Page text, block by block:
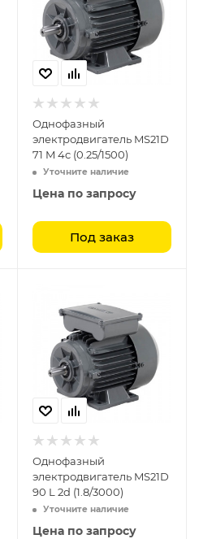
Однофазный
электродвигатель MS21D
71 M 4c (0.25/1500)
Уточните наличие
Цена по запросу
Под заказ
Однофазный
электродвигатель MS21D
90 L 2d (1.8/3000)
Уточните наличие
Цена по запросу